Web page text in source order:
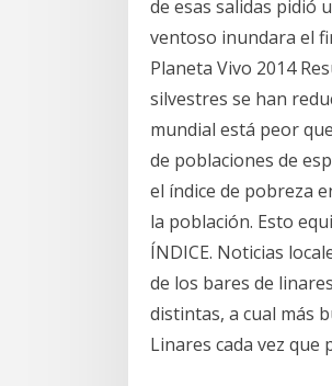
de esas salidas pidió
ventoso inundara el
Planeta Vivo 2014
silvestres se han
mundial está peor
de poblaciones de
el índice de pobreza
la población. Esto
ÍNDICE. Noticias
de los bares de
distintas, a cual más
Linares cada vez que